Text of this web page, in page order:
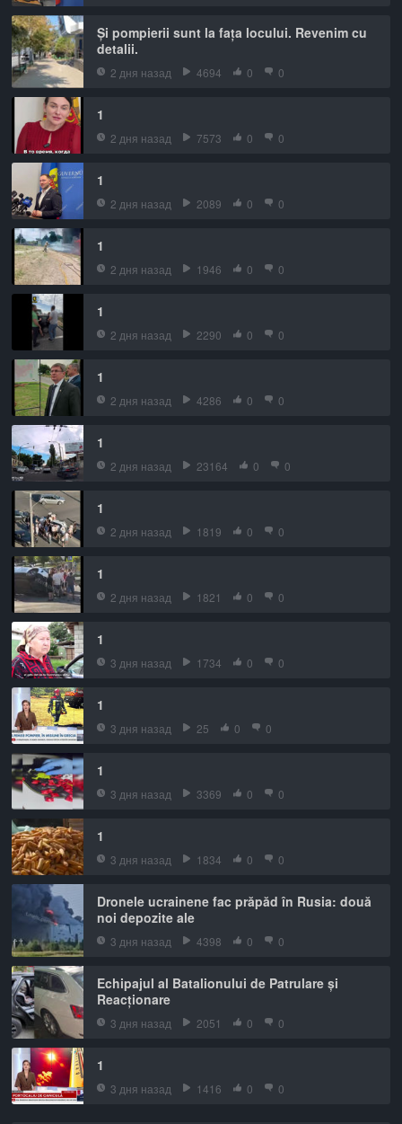
Și pompierii sunt la fața locului. Revenim cu
detalii.
2 дня назад 4694 0 0
1
2 дня назад 7573 0 0
1
2 дня назад 2089 0 0
1
2 дня назад 1946 0 0
1
2 дня назад 2290 0 0
1
2 дня назад 4286 0 0
1
2 дня назад 23164 0 0
1
2 дня назад 1819 0 0
1
2 дня назад 1821 0 0
1
3 дня назад 1734 0 0
1
3 дня назад 25 0 0
1
3 дня назад 3369 0 0
1
3 дня назад 1834 0 0
Dronele ucrainene fac prăpăd în Rusia: două
noi depozite ale
3 дня назад 4398 0 0
Echipajul al Batalionului de Patrulare și
Reacționare
3 дня назад 2051 0 0
1
3 дня назад 1416 0 0